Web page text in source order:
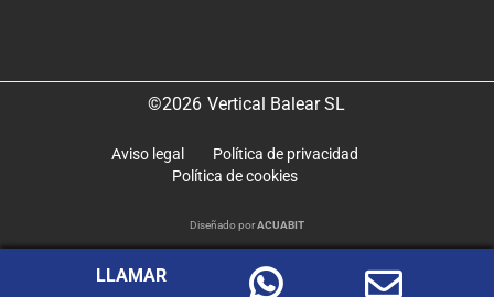
©2026 Vertical Balear SL
Aviso legal
Política de privacidad
Política de cookies
Diseñado porACUABIT
LLAMAR